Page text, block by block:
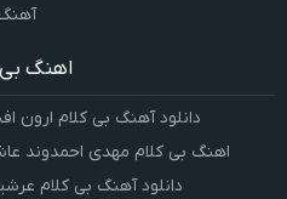
اهنگ بی
دانلود آهنگ بی کلام ارون
اهنگ بی کلام مهدی احمدوند
دانلود آهنگ بی کلام